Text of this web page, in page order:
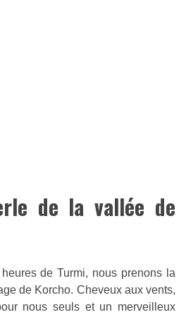
de la vallée de
de Turmi, nous prenons la
de Korcho. Cheveux aux vents,
nous seuls et un merveilleux